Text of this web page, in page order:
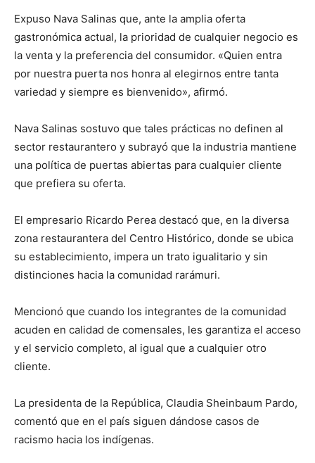
Expuso Nava Salinas que, ante la amplia oferta
gastronómica actual, la prioridad de cualquier negocio es
la venta y la preferencia del consumidor. «Quien entra
por nuestra puerta nos honra al elegirnos entre tanta
variedad y siempre es bienvenido», afirmó.
Nava Salinas sostuvo que tales prácticas no definen al
sector restaurantero y subrayó que la industria mantiene
una política de puertas abiertas para cualquier cliente
que prefiera su oferta.
El empresario Ricardo Perea destacó que, en la diversa
zona restaurantera del Centro Histórico, donde se ubica
su establecimiento, impera un trato igualitario y sin
distinciones hacia la comunidad rarámuri.
Mencionó que cuando los integrantes de la comunidad
acuden en calidad de comensales, les garantiza el acceso
y el servicio completo, al igual que a cualquier otro
cliente.
La presidenta de la República, Claudia Sheinbaum Pardo,
comentó que en el país siguen dándose casos de
racismo hacia los indígenas.